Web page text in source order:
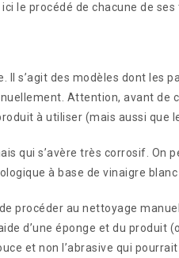
le procédé de chacune de ses
s’agit des modèles dont les
Attention, avant de
à utiliser (mais aussi que
qui s’avère très corrosif. On
à base de vinaigre
procéder au nettoyage
d’une éponge et du produit
et non l’abrasive qui